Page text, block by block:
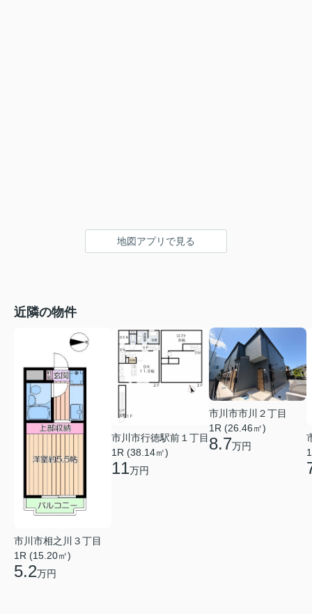
地図アプリで見る
近隣の物件
市川市相之川３丁目
1R (15.20㎡)
5.2万円
市川市行徳駅前１丁目
1R (38.14㎡)
11万円
市川市市川２丁目
1R (26.46㎡)
8.7万円